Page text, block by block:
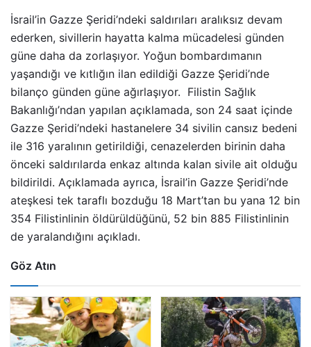
İsrail’in Gazze Şeridi’ndeki saldırıları aralıksız devam
ederken, sivillerin hayatta kalma mücadelesi günden
güne daha da zorlaşıyor. Yoğun bombardımanın
yaşandığı ve kıtlığın ilan edildiği Gazze Şeridi’nde
bilanço günden güne ağırlaşıyor. Filistin Sağlık
Bakanlığı’ndan yapılan açıklamada, son 24 saat içinde
Gazze Şeridi’ndeki hastanelere 34 sivilin cansız bedeni
ile 316 yaralının getirildiği, cenazelerden birinin daha
önceki saldırılarda enkaz altında kalan sivile ait olduğu
bildirildi. Açıklamada ayrıca, İsrail’in Gazze Şeridi’nde
ateşkesi tek taraflı bozduğu 18 Mart’tan bu yana 12 bin
354 Filistinlinin öldürüldüğünü, 52 bin 885 Filistinlinin
de yaralandığını açıkladı.
Göz Atın